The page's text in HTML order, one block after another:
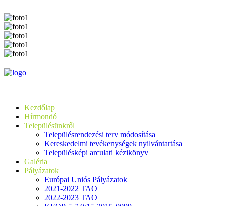
Kezdőlap
Hírmondó
Településünkről
Településrendezési terv módosítása
Kereskedelmi tevékenységek nyilvántartása
Településképi arculati kézikönyv
Galéria
Pályázatok
Európai Uniós Pályázatok
2021-2022 TAO
2022-2023 TAO